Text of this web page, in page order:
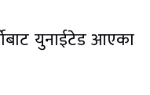
युनाईटेड आएका